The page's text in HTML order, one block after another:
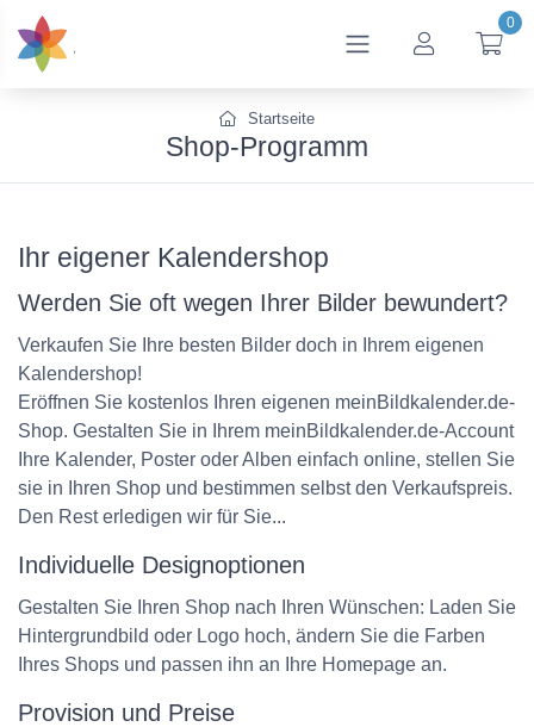
0
Startseite
Shop-Programm
Ihr eigener Kalendershop
Werden Sie oft wegen Ihrer Bilder bewundert?
Verkaufen Sie Ihre besten Bilder doch in Ihrem eigenen
Kalendershop!
Eröffnen Sie kostenlos Ihren eigenen meinBildkalender.de-
Shop. Gestalten Sie in Ihrem meinBildkalender.de-Account
Ihre Kalender, Poster oder Alben einfach online, stellen Sie
sie in Ihren Shop und bestimmen selbst den Verkaufspreis.
Den Rest erledigen wir für Sie...
Individuelle Designoptionen
Gestalten Sie Ihren Shop nach Ihren Wünschen: Laden Sie
Hintergrundbild oder Logo hoch, ändern Sie die Farben
Ihres Shops und passen ihn an Ihre Homepage an.
Provision und Preise